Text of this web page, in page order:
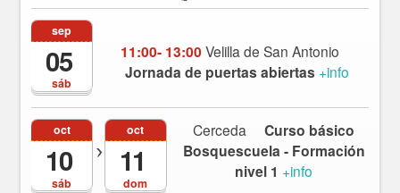
sáb
sep
05 11:00- 13:00 Velilla de San Antonio
Jornada de puertas abiertas +info
sáb
oct
10
dom
oct
11
Cerceda
Curso básico
Bosquescuela - Formación
nivel 1 +info